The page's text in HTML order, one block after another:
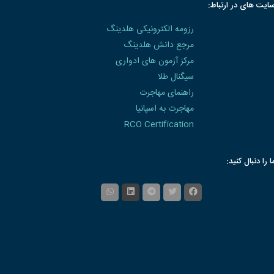
های در ارتباط:
رزومه الکترونیکی هلدینگ
مرجع دانش هلدینگ
مرکز آزمون های ادواری
سیگنال طلا
راهنمای مهاجرت
مهاجرت به اسپانیا
RCO Certification
را دنبال کنید: